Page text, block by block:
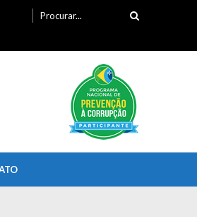
por: